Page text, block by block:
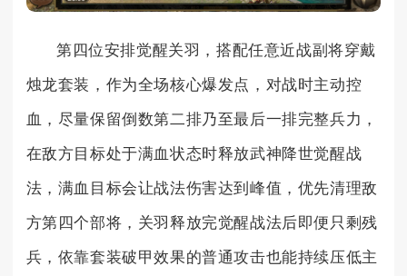
第四位安排觉醒关羽，搭配任意近战副将穿戴
烛龙套装，作为全场核心爆发点，对战时主动控
血，尽量保留倒数第二排乃至最后一排完整兵力，
在敌方目标处于满血状态时释放武神降世觉醒战
法，满血目标会让战法伤害达到峰值，优先清理敌
方第四个部将，关羽释放完觉醒战法后即便只剩残
兵，依靠套装破甲效果的普通攻击也能持续压低主